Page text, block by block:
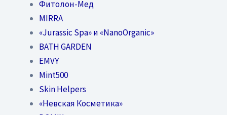
Фитолон-Мед
MIRRA
«Jurassic Spa» и «NanoOrganic»
BATH GARDEN
EMVY
Mint500
Skin Helpers
«Невская Косметика»